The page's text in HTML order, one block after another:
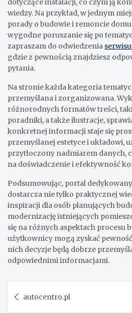
dotyczące instalacji, co czyni ją
wiedzy. Na przykład, w jednym
porady o budowie i remoncie
wygodne poruszanie się po
zapraszam do odwiedzenia
gdzie z pewnością znajdziesz
pytania.
Na stronie każda kategoria
przemyślana i zorganizowana.
różnorodnych formatów treści,
poradniki, a także ilustracje,
konkretnej informacji staje się
przemyślanej estetyce i układowi,
przytłoczony nadmiarem danych,
na doświadczenie i efektywność
Podsumowując, portal
dostarcza nie tylko praktycznej
inspiracji dla osób planujących
modernizację istniejących
się na różnych aspektach procesu
użytkownicy mogą zyskać
nich decyzje będą dobrze
odpowiednimi informacjami.
navigation
autocentro.pl